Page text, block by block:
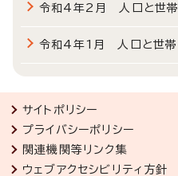
令和4年2月 人口と世帯
令和4年1月 人口と世帯
サイトポリシー
プライバシーポリシー
関連機関等リンク集
ウェブアクセシビリティ方針